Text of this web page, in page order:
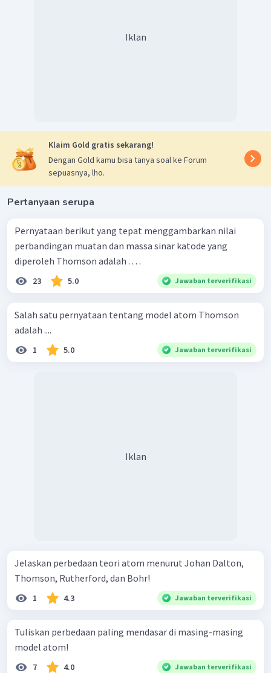
Iklan
Klaim Gold gratis sekarang!
Dengan Gold kamu bisa tanya soal ke Forum
sepuasnya, lho.
Pertanyaan serupa
Pernyataan berikut yang tepat menggambarkan nilai
perbandingan muatan dan massa sinar katode yang
diperoleh Thomson adalah . . . .
23 5.0 Jawaban terverifikasi
Salah satu pernyataan tentang model atom Thomson
adalah ....
1 5.0 Jawaban terverifikasi
Iklan
Jelaskan perbedaan teori atom menurut Johan Dalton,
Thomson, Rutherford, dan Bohr!
1 4.3 Jawaban terverifikasi
Tuliskan perbedaan paling mendasar di masing-masing
model atom!
7 4.0 Jawaban terverifikasi